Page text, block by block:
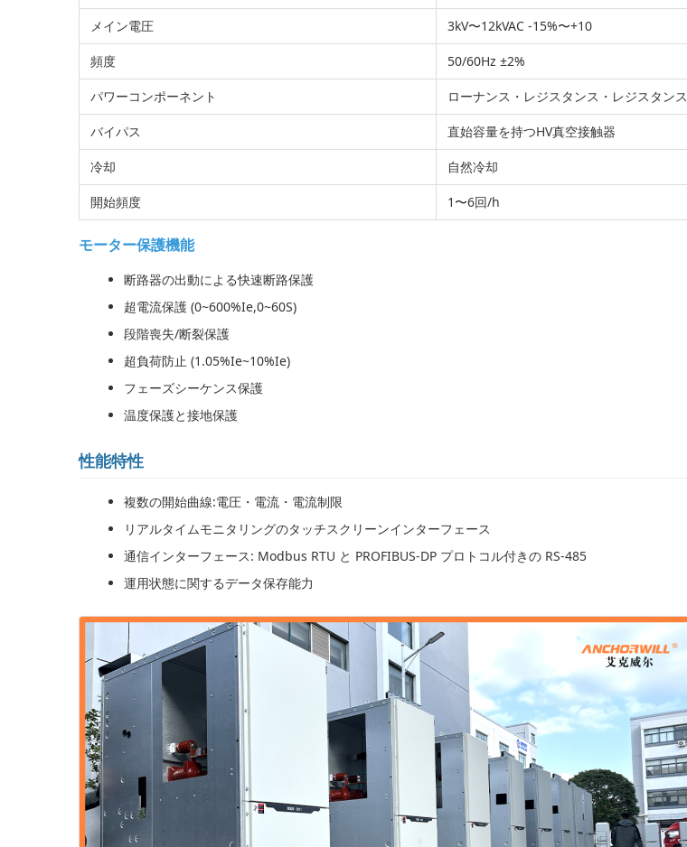
メイン電圧 3kV〜12kVAC -15%〜+10
頻度 50/60Hz ±2%
パワーコンポーネント ローナンス・レジスタンス・レジスタンス
バイパス 直始容量を持つHV真空接触器
冷却 自然冷却
開始頻度 1〜6回/h
モーター保護機能
断路器の出動による快速断路保護
超電流保護 (0~600%Ie,0~60S)
段階喪失/断裂保護
超負荷防止 (1.05%Ie~10%Ie)
フェーズシーケンス保護
温度保護と接地保護
性能特性
複数の開始曲線:電圧・電流・電流制限
リアルタイムモニタリングのタッチスクリーンインターフェース
通信インターフェース: Modbus RTU と PROFIBUS-DP プロトコル付きの RS-485
運用状態に関するデータ保存能力